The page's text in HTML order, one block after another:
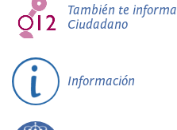
También te
Ciudadano
Información